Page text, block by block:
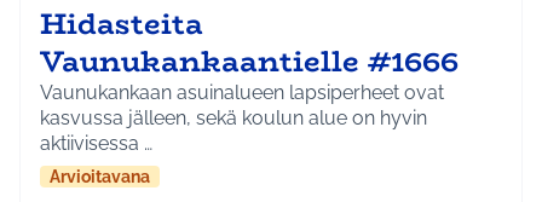
Hidasteita
Vaunukankaantielle #1666
Vaunukankaan asuinalueen lapsiperheet ovat
kasvussa jälleen, sekä koulun alue on hyvin
aktiivisessa …
Arvioitavana